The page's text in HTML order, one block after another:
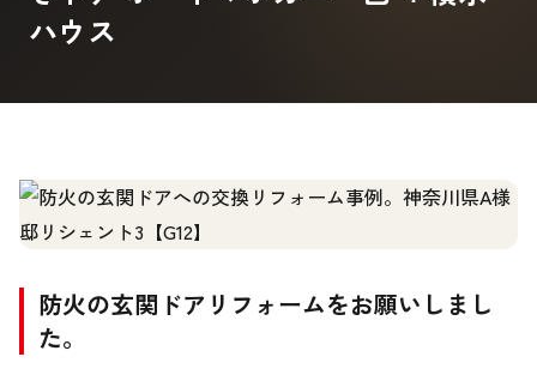
ハウス
防火の玄関ドアリフォームをお願いしまし
た。